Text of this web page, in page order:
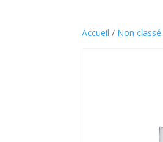
Accueil / Non classé